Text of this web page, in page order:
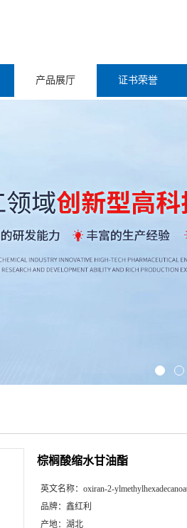
产品展厅 证书荣誉
棕榈酸缩水甘油酯
英文名称： oxiran-2-
品牌： 鑫红利
产地： 湖北